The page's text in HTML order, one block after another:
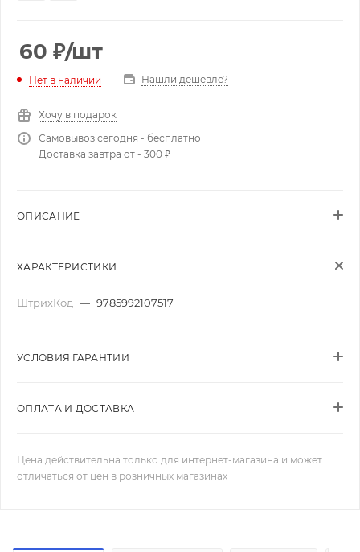
60 ₽/шт
Нет в наличии Нашли дешевле?
Хочу в подарок
Самовывоз сегодня - бесплатно
Доставка завтра от - 300 ₽
ОПИСАНИЕ
ХАРАКТЕРИСТИКИ
ШтрихКод — 9785992107517
УСЛОВИЯ ГАРАНТИИ
ОПЛАТА И ДОСТАВКА
Цена действительна только для интернет-магазина и может
отличаться от цен в розничных магазинах